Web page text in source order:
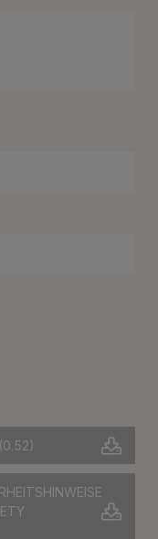
(0.52)